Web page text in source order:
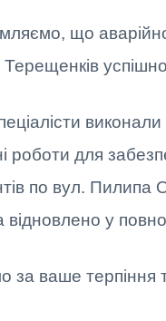
що
Терещенків
роботи для
по вул. Пилипа
відновлено у
за ваше терпіння